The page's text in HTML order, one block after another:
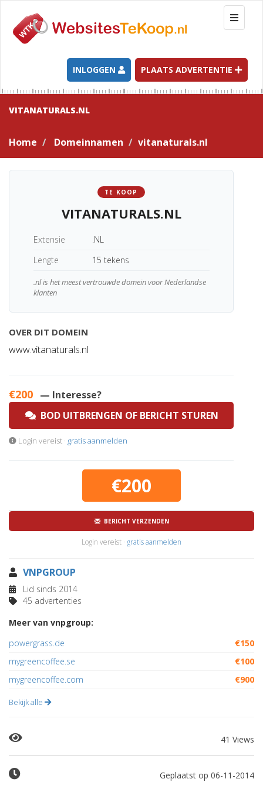
T
o
g
l
e
n
a
t
INLOGGEN PLAATS ADVERTENTIE
VITANATURALS.NL
Home Domeinnamen vitanaturals.nl
TE KOOP
VITANATURALS.NL
Extensie
.NL
Lengte
15 tekens
.nl is het meest vertrouwde domein voor Nederlandse
klanten
OVER DIT DOMEIN
www.vitanaturals.nl
€200 — Interesse?
BOD UITBRENGEN OF BERICHT STUREN
Login vereist · gratis aanmelden
€200
BERICHT VERZENDEN
Login vereist · gratis aanmelden
VNPGROUP
Lid sinds 2014
45 advertenties
Meer van vnpgroup:
powergrass.de
€150
mygreencoffee.se
€100
mygreencoffee.com
€900
Bekijk alle
41 Views
Geplaatst op 06-11-2014